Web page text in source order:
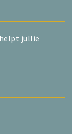
jullie